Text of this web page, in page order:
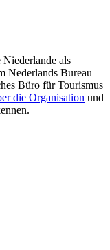
als
Nederlands Bureau
Büro für Tourismus
die Organisation und